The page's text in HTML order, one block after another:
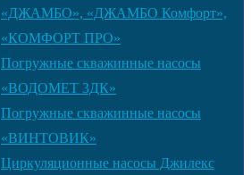
«ДЖАМБО», «ДЖАМБО Комфорт»,
«КОМФОРТ ПРО»
Погружные скважинные насосы
«ВОДОМЕТ 3ДК»
Погружные скважинные насосы
«ВИНТОВИК»
Циркуляционные насосы Джилекс